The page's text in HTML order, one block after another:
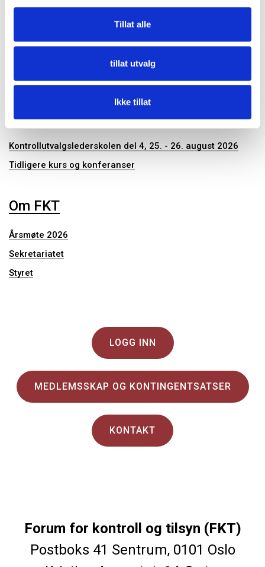
Tillat alle
tillat utvalg
Ikke tillat
Kontrollutvalg
Kontrollutvalgssekretariat
Konferanser og seminar
Kontrollutvalgslederskolen del 4, 25. - 26. august 2026
Tidligere kurs og konferanser
Om FKT
Årsmøte 2026
Sekretariatet
Styret
LOGG INN
MEDLEMSSKAP OG KONTINGENTSATSER
KONTAKT
Forum for kontroll og tilsyn (FKT)
Postboks 41 Sentrum, 0101 Oslo